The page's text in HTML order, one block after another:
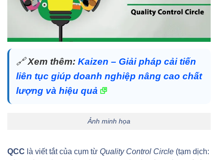
🔗Xem thêm: Kaizen – Giải pháp cải tiến
liên tục giúp doanh nghiệp nâng cao chất
lượng và hiệu quả
Ảnh minh họa
QCC là viết tắt của cụm từ Quality Control Circle (tạm dịch: